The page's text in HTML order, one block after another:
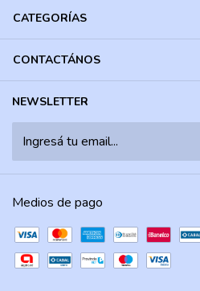
CATEGORÍAS
CONTACTÁNOS
NEWSLETTER
Medios de pago